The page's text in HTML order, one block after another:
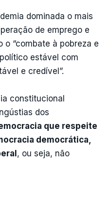
dominada o mais
de emprego e
o “combate à pobreza e
estável com
e credível”.
constitucional
dos
que respeite
democrática,
, ou seja, não